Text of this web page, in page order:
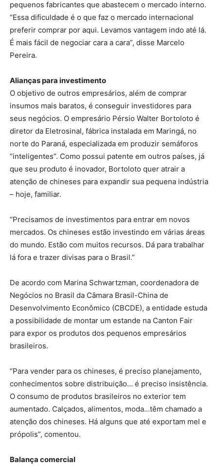
pequenos fabricantes que abastecem o mercado interno.
“Essa dificuldade é o que faz o mercado internacional
preferir comprar por aqui. Levamos vantagem indo até lá.
É mais fácil de negociar cara a cara”, disse Marcelo
Pereira.
Alianças para investimento
O objetivo de outros empresários, além de comprar
insumos mais baratos, é conseguir investidores para
seus negócios. O empresário Pérsio Walter Bortoloto é
diretor da Eletrosinal, fábrica instalada em Maringá, no
norte do Paraná, especializada em produzir semáforos
“inteligentes”. Como possui patente em outros países, já
que seu produto é inovador, Bortoloto quer atrair a
atenção de chineses para expandir sua pequena indústria
– hoje, familiar.
“Precisamos de investimentos para entrar em novos
mercados. Os chineses estão investindo em várias áreas
do mundo. Estão com muitos recursos. Dá para trabalhar
lá fora e trazer divisas para o Brasil.”
De acordo com Marina Schwartzman, coordenadora de
Negócios no Brasil da Câmara Brasil-China de
Desenvolvimento Econômico (CBCDE), a entidade estuda
a possibilidade de montar um estande na Canton Fair
para expor os produtos dos pequenos empresários
brasileiros.
“Para vender para os chineses, é preciso planejamento,
conhecimentos sobre distribuição… é preciso insistência.
O consumo de produtos brasileiros no exterior tem
aumentado. Calçados, alimentos, moda…têm chamado a
atenção dos chineses. Há alguns que até exportam mel e
própolis”, comentou.
Balança comercial